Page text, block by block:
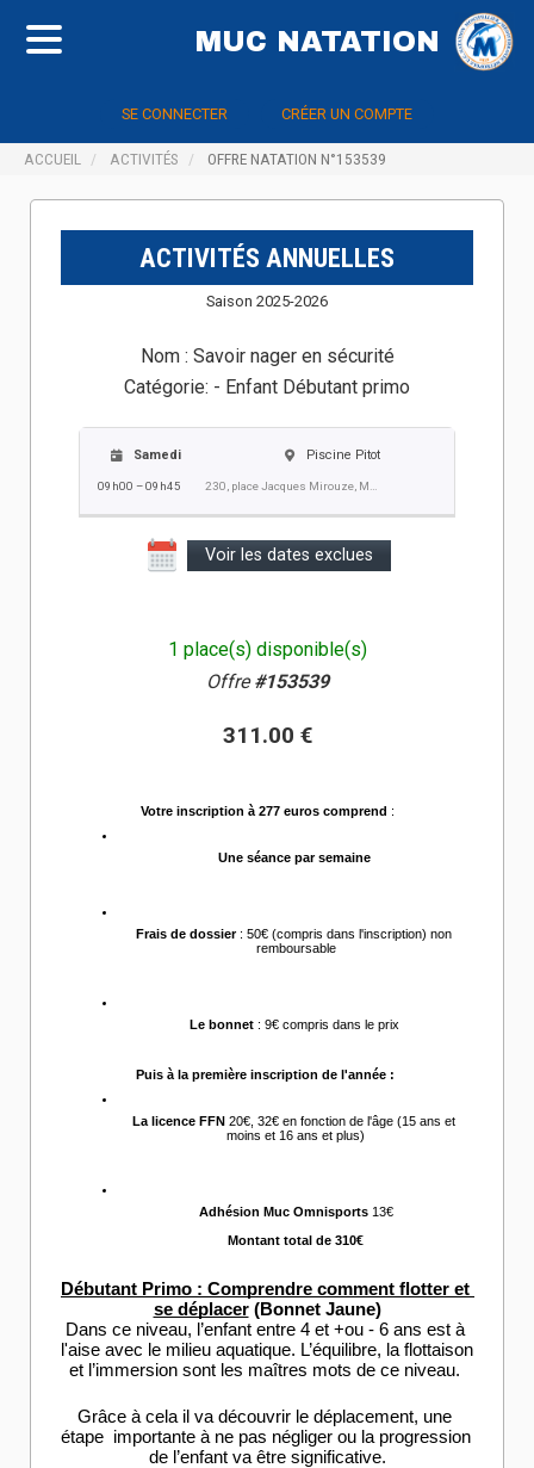
MUC NATATION
SE CONNECTER CRÉER UN COMPTE
ACCUEIL ACTIVITÉS OFFRE NATATION N°153539
ACTIVITÉS ANNUELLES
Saison 2025-2026
Nom : Savoir nager en sécurité
Catégorie: - Enfant Débutant primo
Samedi
09h00 – 09h45
Piscine Pitot
Voir les dates exclues
1 place(s) disponible(s)
Offre#153539
311.00 €
Votre inscription à 277 euros comprend :
Une séance par semaine
Frais de dossier : 50€ (compris dans l'inscription) non
remboursable
Le bonnet : 9€ compris dans le prix
Puis à la première inscription de l'année :
La licence FFN 20€, 32€ en fonction de l'âge (15 ans et
moins et 16 ans et plus)
Adhésion Muc Omnisports 13€
Montant total de 310€
Débutant Primo : Comprendre comment flotter et
se déplacer (Bonnet Jaune)
Dans ce niveau, l’enfant entre 4 et +ou - 6 ans est à
l'aise avec le milieu aquatique. L’équilibre, la flottaison
et l’immersion sont les maîtres mots de ce niveau.
Grâce à cela il va découvrir le déplacement, une
étape  importante à ne pas négliger ou la progression
de l’enfant va être significative.